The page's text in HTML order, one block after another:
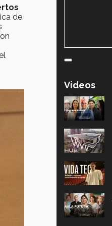
de
Videos